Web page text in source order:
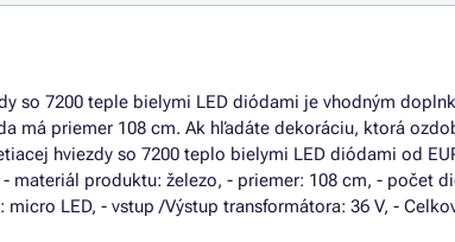
so 7200 teple bielymi LED diódami je vhodným
má priemer 108 cm. Ak hľadáte dekoráciu, ktorá
hviezdy so 7200 teplo bielymi LED diódami od
materiál produktu: železo, - priemer: 108 cm, - počet
LED, - vstup /Výstup transformátora: 36 V, -